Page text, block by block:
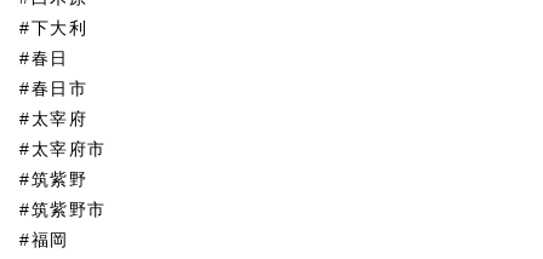
#下大利
#春日
#春日市
#太宰府
#太宰府市
#筑紫野
#筑紫野市
#福岡